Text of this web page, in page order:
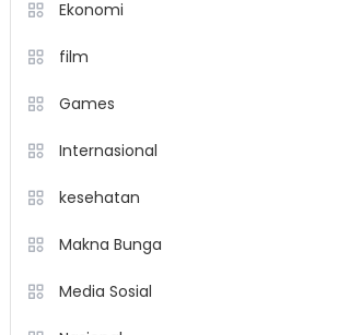
Ekonomi
film
Games
Internasional
kesehatan
Makna Bunga
Media Sosial